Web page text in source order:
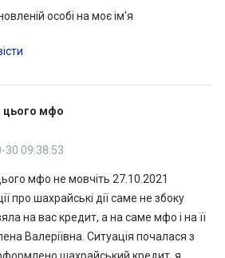
особі на моє ім'я
цього мфо
30 09:38:53
мфо не мовчіть 27.10.2021
про шахрайські дії саме не збоку
на вас кредит, а на саме мфо і на її
Валеріївна. Ситуація почалася з